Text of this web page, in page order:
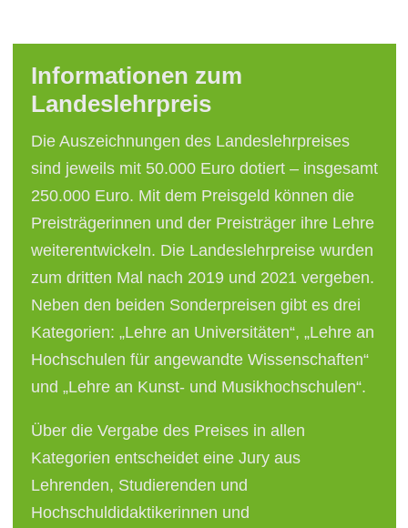
Informationen zum
Landeslehrpreis
Die Auszeichnungen des Landeslehrpreises
sind jeweils mit 50.000 Euro dotiert – insgesamt
250.000 Euro. Mit dem Preisgeld können die
Preisträgerinnen und der Preisträger ihre Lehre
weiterentwickeln. Die Landeslehrpreise wurden
zum dritten Mal nach 2019 und 2021 vergeben.
Neben den beiden Sonderpreisen gibt es drei
Kategorien: „Lehre an Universitäten“, „Lehre an
Hochschulen für angewandte Wissenschaften“
und „Lehre an Kunst- und Musikhochschulen“.
Über die Vergabe des Preises in allen
Kategorien entscheidet eine Jury aus
Lehrenden, Studierenden und
Hochschuldidaktikerinnen und